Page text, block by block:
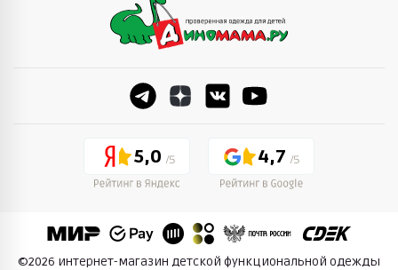
5,0 4,7
©2026 интернет-магазин детской функциональной одежды